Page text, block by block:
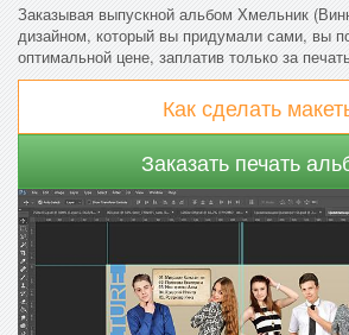
Заказывая выпускной альбом Хмельник
дизайном, который вы придумали сами, вы
оптимальной цене, заплатив только за
Как сделать
Заказать печать